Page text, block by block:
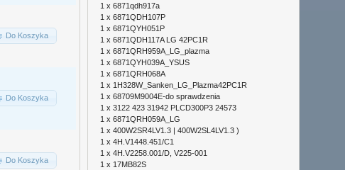
Do Koszyka
Do Koszyka
Do Koszyka
1 x 6871qdh917a
1 x 6871QDH107P
1 x 6871QYH051P
1 x 6871QDH117A LG 42PC1R
1 x 6871QRH959A_LG_plazma
1 x 6871QYH039A_YSUS
1 x 6871QRH068A
1 x 1H328W_Sanken_LG_Plazma42PC1R
1 x 68709M9004E-do sprawdzenia
1 x 3122 423 31942 PLCD300P3 24573
1 x 6871QRH059A_LG
1 x 400W2SR4LV1.3 | 400W2SL4LV1.3 )
1 x 4H.V1448.451/C1
1 x 4H.V2258.001/D, V225-001
1 x 17MB82S